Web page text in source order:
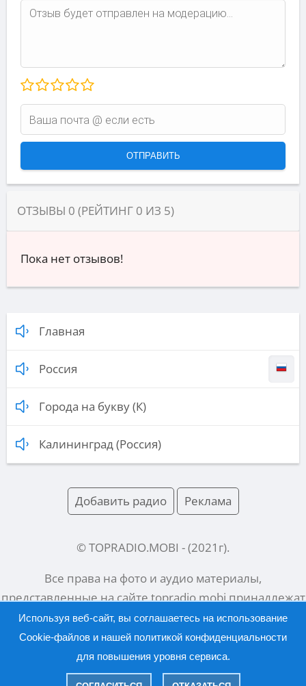
ОТЗЫВЫ 0 (РЕЙТИНГ 0 ИЗ 5)
Пока нет отзывов!
Главная
Россия
Города на букву (К)
Калининград (Россия)
Добавить радио Реклама
© TOPRADIO.MOBI - (2021 г).
Все права на фото и аудио материалы,
представленные на сайтеtopradio.mobiпринадлежат
их законным владельцам.
Русский | English
Используя веб-сайт, вы соглашаетесь на использование
Cookie-файлов и нашей политикой конфиденциальности
для повышения уровня сервиса.